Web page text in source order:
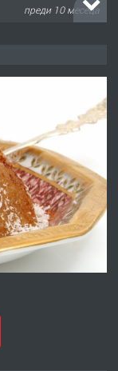
преди 10 месеца
преди 1 година
преди 1 година
на Ангел